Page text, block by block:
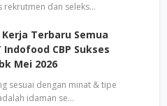
rekrutmen dan seleks…
Terbaru Semua
Indofood CBP Sukses
Mei 2026
sesuai dengan minat & tipe
idaman se…